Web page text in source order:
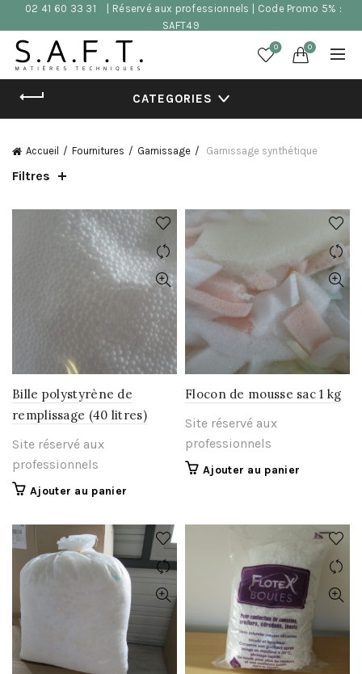
02 41 60 33 31
| Réservé aux professionnels | Code Promo 5% :
SAFT49
0 0
CATEGORIES
Accueil Fournitures Garnissage Garnissage synthétique
Filtres
Bille polystyrène de
remplissage (40 litres)
Site réservé aux
professionnels
Ajouter au panier
Flocon de mousse sac 1 kg
Site réservé aux
professionnels
Ajouter au panier